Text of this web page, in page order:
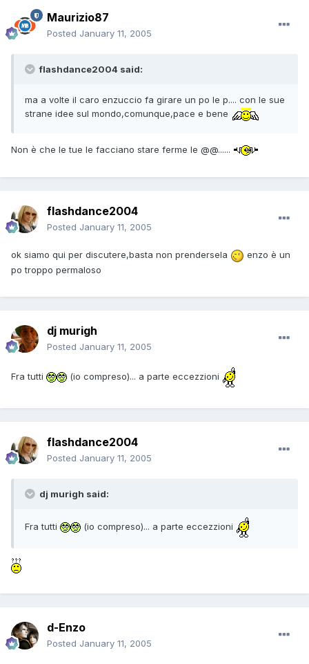
Maurizio87
Posted January 11, 2005
flashdance2004 said:
ma a volte il caro enzuccio fa girare un po le p.... con le sue
strane idee sul mondo,comunque,pace e bene
Non è che le tue le facciano stare ferme le @@......
flashdance2004
Posted January 11, 2005
ok siamo qui per discutere,basta non prendersela
enzo è un
po troppo permaloso
dj murigh
Posted January 11, 2005
Fra tutti (io compreso)... a parte eccezzioni
flashdance2004
Posted January 11, 2005
dj murigh said:
Fra tutti (io compreso)... a parte eccezzioni
d-Enzo
Posted January 11, 2005